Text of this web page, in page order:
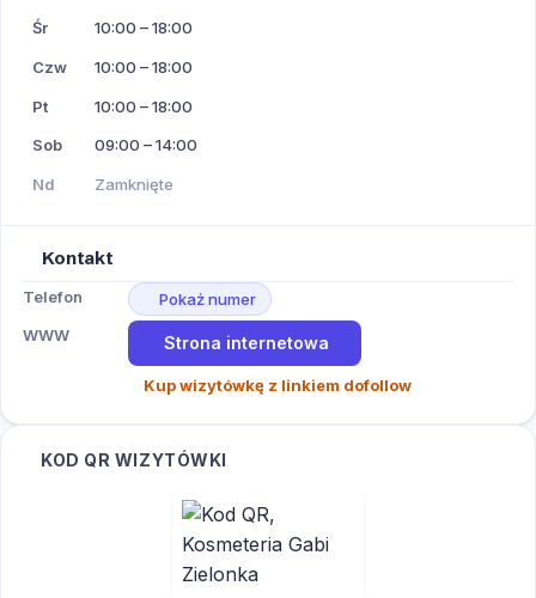
Śr 10:00 – 18:00
Czw 10:00 – 18:00
Pt 10:00 – 18:00
Sob 09:00 – 14:00
Nd Zamknięte
Kontakt
Telefon
Pokaż numer
WWW
Strona internetowa
Kup wizytówkę z linkiem dofollow
KOD QR WIZYTÓWKI